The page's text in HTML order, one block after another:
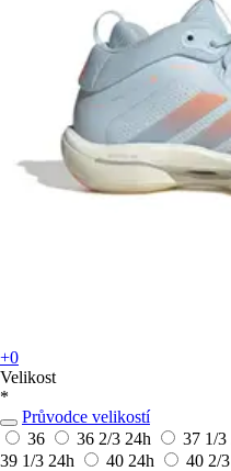
+0
Velikost
*
Průvodce velikostí
36
36 2/3 24h 37 1/3
39 1/3 24h 40 24h 40 2/3